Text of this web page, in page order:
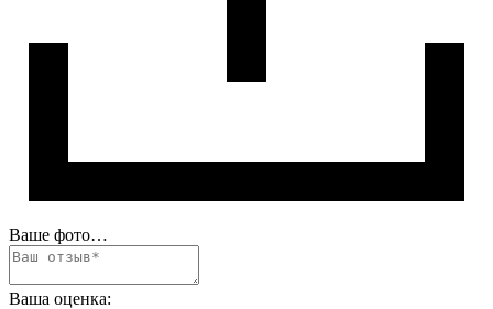
Ваше фото…
Ваша оценка: